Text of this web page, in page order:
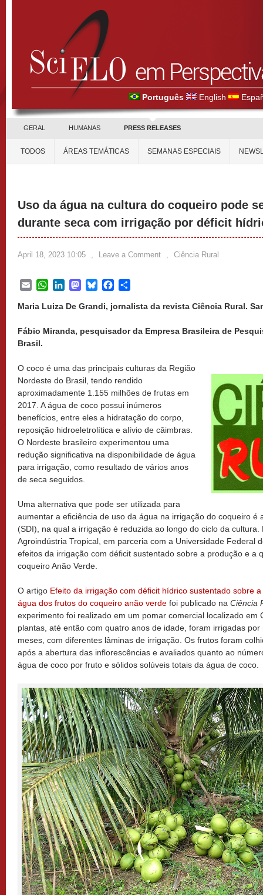
Português English
GERAL HUMANAS PRESS RELEASES
TODOS ÁREAS TEMÁTICAS SEMANAS ESPECIAIS
Uso da água na cultura do coqueiro pode
durante seca com irrigação por déficit
April 18, 2023 10:05 , Leave a Comment , Ciência Rural
EmailWhatsApp
LinkedInMastodon
BlueskyFacebook
Maria Luiza De Grandi, jornalista da revista Ciência Rural.
Fábio Miranda, pesquisador da Empresa Brasileira de
Brasil.
O coco é uma das principais culturas da Região
Nordeste do Brasil, tendo rendido
aproximadamente 1.155 milhões de frutas em
2017. A água de coco possui inúmeros
benefícios, entre eles a hidratação do corpo,
reposição hidroeletrolítica e alívio de câimbras.
O Nordeste brasileiro experimentou uma
redução significativa na disponibilidade de água
para irrigação, como resultado de vários anos
de seca seguidos.
Uma alternativa que pode ser utilizada para
aumentar a eficiência de uso da água na irrigação do coqueiro é
(SDI), na qual a irrigação é reduzida ao longo do ciclo da
Agroindústria Tropical, em parceria com a Universidade Federal
efeitos da irrigação com déficit sustentado sobre a produção e a
coqueiro Anão Verde.
O artigo Efeito da irrigação com déficit hídrico sustentado sobre
água dos frutos do coqueiro anão verde foi publicado na Ciência
experimento foi realizado em um pomar comercial localizado em
plantas, até então com quatro anos de idade, foram irrigadas
meses, com diferentes lâminas de irrigação. Os frutos foram
após a abertura das inflorescências e avaliados quanto ao
água de coco por fruto e sólidos solúveis totais da água de coco.